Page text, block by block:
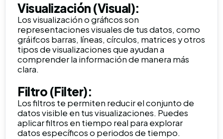
Visualización (Visual):
Los visualización o gráficos son
representaciones visuales de tus datos, como
gráifcos barras, líneas, círculos, matrices y otros
tipos de visualizaciones que ayudan a
comprender la información de manera más
clara.
Filtro (Filter):
Los filtros te permiten reducir el conjunto de
datos visible en tus visualizaciones. Puedes
aplicar filtros en tiempo real para explorar
datos específicos o periodos de tiempo.